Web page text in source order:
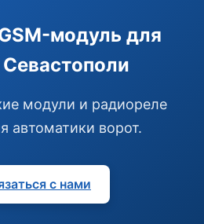
модуль для
Севастополи
модули и радиореле
автоматики ворот.
с нами
или готовый комплект.
сигнализацию